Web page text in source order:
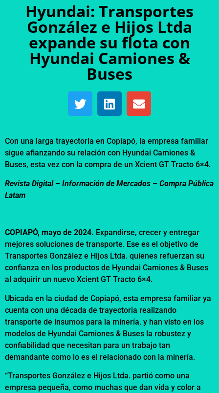
Hyundai: Transportes
González e Hijos Ltda
expande su flota con
Hyundai Camiones &
Buses
Con una larga trayectoria en Copiapó, la empresa familiar
sigue afianzando su relación con Hyundai Camiones &
Buses, esta vez con la compra de un Xcient GT Tracto 6×4.
Revista Digital – Información de Mercados – Compra Pública
Latam
.
COPIAPÓ, mayo de 2024. Expandirse, crecer y entregar
mejores soluciones de transporte. Ese es el objetivo de
Transportes González e Hijos Ltda. quienes refuerzan su
confianza en los productos de Hyundai Camiones & Buses
al adquirir un nuevo Xcient GT Tracto 6×4.
Ubicada en la ciudad de Copiapó, esta empresa familiar ya
cuenta con una década de trayectoria realizando
transporte de insumos para la minería, y han visto en los
modelos de Hyundai Camiones & Buses la robustez y
confiabilidad que necesitan para un trabajo tan
demandante como lo es el relacionado con la minería.
“Transportes González e Hijos Ltda. partió como una
empresa pequeña, como muchas que dan vida y color a